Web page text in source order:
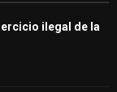
ilegal de la